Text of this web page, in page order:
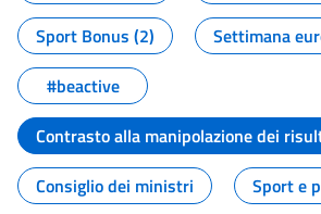
Sport Bonus (2)
Settimana
#beactive
Contrasto alla manipolazione dei
Consiglio dei ministri
Sport e